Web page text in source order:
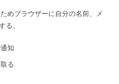
めブラウザーに自分の名前、メ
る。
知
る